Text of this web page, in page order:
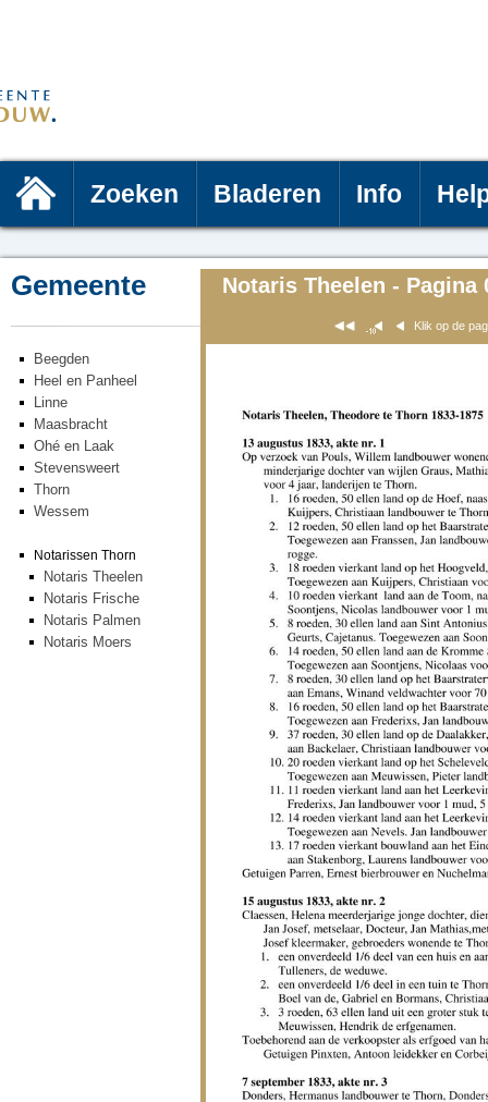
Zoeken Bladeren Info
Gemeente
Beegden
Heel en Panheel
Linne
Maasbracht
Ohé en Laak
Stevensweert
Thorn
Wessem
Notarissen Thorn
Notaris Theelen
Notaris Frische
Notaris Palmen
Notaris Moers
Notaris Theelen - Pagina
Klik op de